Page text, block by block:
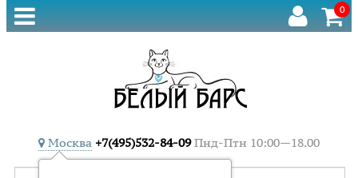
0
Москва +7(495)532-84-09 Пнд-Птн 10:00—18.00